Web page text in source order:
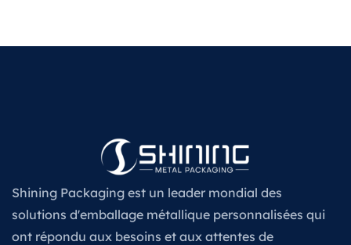
Shining Packaging est un leader mondial des
solutions d'emballage métallique personnalisées qui
ont répondu aux besoins et aux attentes de